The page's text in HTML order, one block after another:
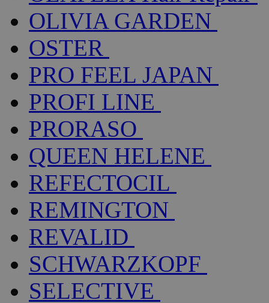
OLIVIA GARDEN
OSTER
PRO FEEL JAPAN
PROFI LINE
PRORASO
QUEEN HELENE
REFECTOCIL
REMINGTON
REVALID
SCHWARZKOPF
SELECTIVE